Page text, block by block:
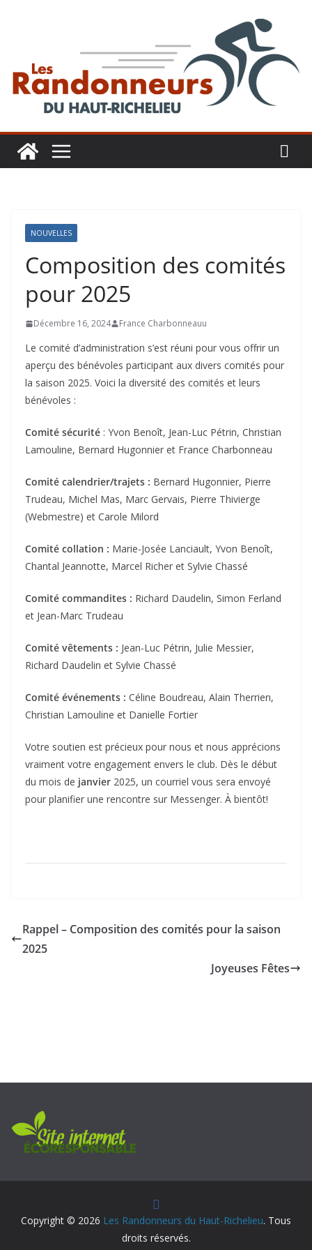
NOUVELLES
Composition des comités
pour 2025
Décembre 16, 2024 France Charbonneauu
Le comité d’administration s’est réuni pour vous offrir un
aperçu des bénévoles participant aux divers comités pour
la saison 2025. Voici la diversité des comités et leurs
bénévoles :
Comité sécurité : Yvon Benoît, Jean-Luc Pétrin, Christian
Lamouline, Bernard Hugonnier et France Charbonneau
Comité calendrier/trajets : Bernard Hugonnier, Pierre
Trudeau, Michel Mas, Marc Gervais, Pierre Thivierge
(Webmestre) et Carole Milord
Comité collation : Marie-Josée Lanciault, Yvon Benoît,
Chantal Jeannotte, Marcel Richer et Sylvie Chassé
Comité commandites : Richard Daudelin, Simon Ferland
et Jean-Marc Trudeau
Comité vêtements : Jean-Luc Pétrin, Julie Messier,
Richard Daudelin et Sylvie Chassé
Comité événements : Céline Boudreau, Alain Therrien,
Christian Lamouline et Danielle Fortier
Votre soutien est précieux pour nous et nous apprécions
vraiment votre engagement envers le club. Dès le début
du mois de janvier 2025, un courriel vous sera envoyé
pour planifier une rencontre sur Messenger. À bientôt!
Rappel – Composition des comités pour la saison
2025
Joyeuses Fêtes
Copyright © 2026 Les Randonneurs du Haut-Richelieu. Tous
droits réservés.